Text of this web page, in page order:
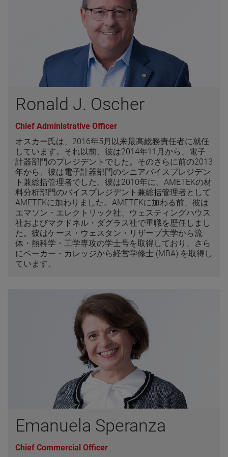
Ronald J. Oscher
Chief Administrative Officer
オスカー氏は、2016年5月以来最高総務責任者に就任
しています。それ以前、彼は2014年11月から、電子
計器部門のプレジデントでした。そのさらに前の2013
年から、彼は電子計器部門のシニアバイスプレジデン
ト兼総括管理者でした。彼は2010年に、AMETEKの材
料分析部門のバイスプレジデント兼総括管理者として
AMETEKに加わりました。AMETEKに加わる前、彼は
エマソン・エレクトリック社、ウェスティングハウス
社およびマクドネル・ダグラス社で重職を歴任しまし
た。彼はケース・ウェスタン・リザーブ大学から流
体・熱科学・工学専攻の学士号を取得しており、さら
にベーカー・カレッジから経営学修士 (MBA) を取得し
ています。
Emanuela Speranza
Chief Commercial Officer